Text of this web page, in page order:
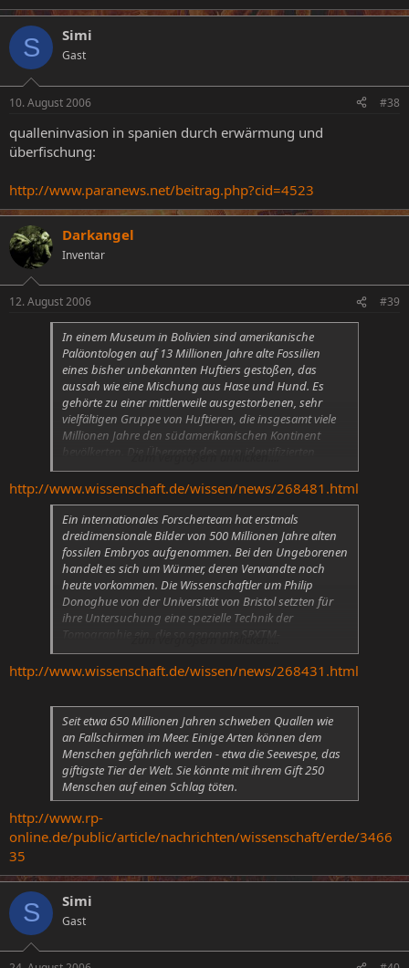
S Simi
Gast
10. August 2006 #38
qualleninvasion in spanien durch erwärmung und
überfischung:
http://www.paranews.net/beitrag.php?cid=4523
Darkangel
Inventar
12. August 2006 #39
In einem Museum in Bolivien sind amerikanische
Paläontologen auf 13 Millionen Jahre alte Fossilien
eines bisher unbekannten Huftiers gestoßen, das
aussah wie eine Mischung aus Hase und Hund. Es
gehörte zu einer mittlerweile ausgestorbenen, sehr
vielfältigen Gruppe von Huftieren, die insgesamt viele
Millionen Jahre den südamerikanischen Kontinent
bevölkerten. Die Überreste des nun identifizierten
Vertreters der Gruppe, dem die Forscher den Namen
Hemihegetotherium trilobus gaben, stammen aus dem
bolivianisch-argentinischen Grenzgebiet und wurden
in einer Höhe von 3.500 Metern entdeckt.
http://www.wissenschaft.de/wissen/news/268481.html
Ein internationales Forscherteam hat erstmals
dreidimensionale Bilder von 500 Millionen Jahre alten
fossilen Embryos aufgenommen. Bei den Ungeborenen
handelt es sich um Würmer, deren Verwandte noch
heute vorkommen. Die Wissenschaftler um Philip
Donoghue von der Universität von Bristol setzten für
ihre Untersuchung eine spezielle Technik der
Tomographie ein, die so genannte SRXTM-
Tomographie. Von ihren Ergebnissen erhoffen sich die
Wissenschaftler neue Erkenntnisse über die
http://www.wissenschaft.de/wissen/news/268431.html
Seit etwa 650 Millionen Jahren schweben Quallen wie
an Fallschirmen im Meer. Einige Arten können dem
Menschen gefährlich werden - etwa die Seewespe, das
giftigste Tier der Welt. Sie könnte mit ihrem Gift 250
Menschen auf einen Schlag töten.
http://www.rp-
online.de/public/article/nachrichten/wissenschaft/erde/3466
35
S Simi
Gast